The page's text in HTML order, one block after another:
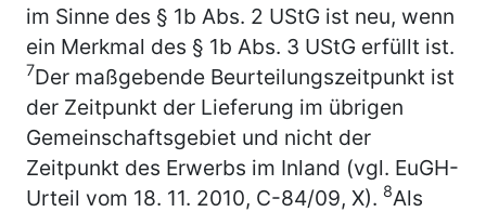
im Sinne des § 1b Abs. 2 UStG ist neu, wenn
ein Merkmal des § 1b Abs. 3 UStG erfüllt ist.
7Der maßgebende Beurteilungszeitpunkt ist
der Zeitpunkt der Lieferung im übrigen
Gemeinschaftsgebiet und nicht der
Zeitpunkt des Erwerbs im Inland (vgl. EuGH-
Urteil vom 18. 11. 2010, C-84/09, X). 8Als